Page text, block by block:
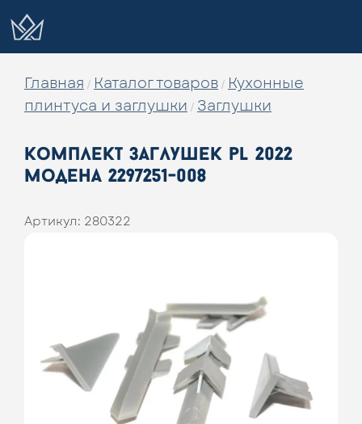
Главная / Каталог товаров / Кухонные
плинтуса и заглушки / Заглушки
комплект заглушек pl 2022
модена 2297251-008
Артикул: 280322